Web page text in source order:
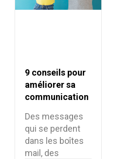
9 conseils pour
améliorer sa
communication
Des messages
qui se perdent
dans les boîtes
mail, des